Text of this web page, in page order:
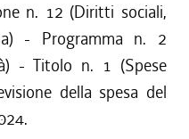
n. 12 (Diritti sociali,
- Programma n. 2
- Titolo n. 1 (Spese
della spesa del